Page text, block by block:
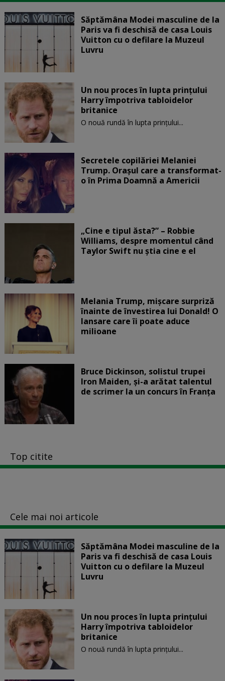
Săptămâna Modei masculine de la
Paris va fi deschisă de casa Louis
Vuitton cu o defilare la Muzeul
Luvru
Un nou proces în lupta prinţului
Harry împotriva tabloidelor
britanice
O nouă rundă în lupta prinţului...
Secretele copilăriei Melaniei
Trump. Orașul care a transformat-
o în Prima Doamnă a Americii
„Cine e tipul ăsta?” – Robbie
Williams, despre momentul când
Taylor Swift nu știa cine e el
Melania Trump, mișcare surpriză
înainte de învestirea lui Donald! O
lansare care îi poate aduce
milioane
Bruce Dickinson, solistul trupei
Iron Maiden, şi-a arătat talentul
de scrimer la un concurs în Franţa
Top citite
Cele mai noi articole
Săptămâna Modei masculine de la
Paris va fi deschisă de casa Louis
Vuitton cu o defilare la Muzeul
Luvru
Un nou proces în lupta prinţului
Harry împotriva tabloidelor
britanice
O nouă rundă în lupta prinţului...